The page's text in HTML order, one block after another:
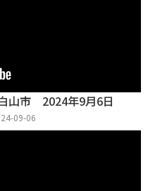
山市 2024年9月6日
09-06